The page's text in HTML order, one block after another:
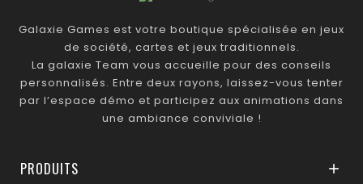
Galaxie Games est votre boutique spécialisée en jeux
de société, cartes et jeux traditionnels.
La galaxie Team vous accueille pour des conseils
personnalisés. Entre deux rayons, laissez-vous tenter
par l’espace démo et participez aux animations dans
une ambiance conviviale !
PRODUITS 